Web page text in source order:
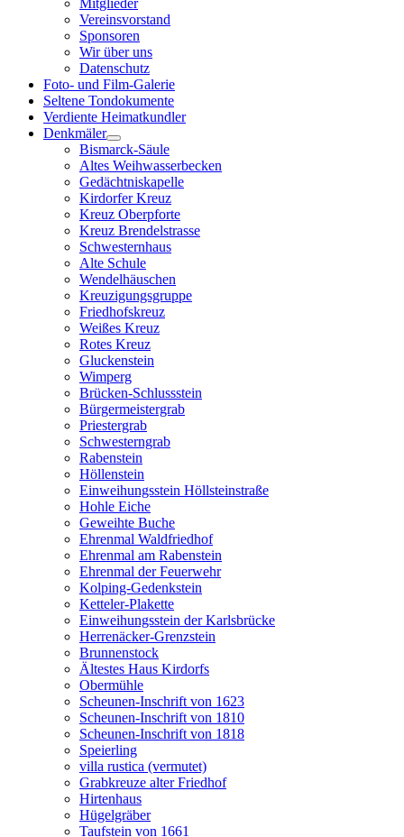
Mitglieder
Vereinsvorstand
Sponsoren
Wir über uns
Datenschutz
Foto- und Film-Galerie
Seltene Tondokumente
Verdiente Heimatkundler
Denkmäler
Bismarck-Säule
Altes Weihwasserbecken
Gedächtniskapelle
Kirdorfer Kreuz
Kreuz Oberpforte
Kreuz Brendelstrasse
Schwesternhaus
Alte Schule
Wendelhäuschen
Kreuzigungsgruppe
Friedhofskreuz
Weißes Kreuz
Rotes Kreuz
Gluckenstein
Wimperg
Brücken-Schlussstein
Bürgermeistergrab
Priestergrab
Schwesterngrab
Rabenstein
Höllenstein
Einweihungsstein Höllsteinstraße
Hohle Eiche
Geweihte Buche
Ehrenmal Waldfriedhof
Ehrenmal am Rabenstein
Ehrenmal der Feuerwehr
Kolping-Gedenkstein
Ketteler-Plakette
Einweihungsstein der Karlsbrücke
Herrenäcker-Grenzstein
Brunnenstock
Ältestes Haus Kirdorfs
Obermühle
Scheunen-Inschrift von 1623
Scheunen-Inschrift von 1810
Scheunen-Inschrift von 1818
Speierling
villa rustica (vermutet)
Grabkreuze alter Friedhof
Hirtenhaus
Hügelgräber
Taufstein von 1661